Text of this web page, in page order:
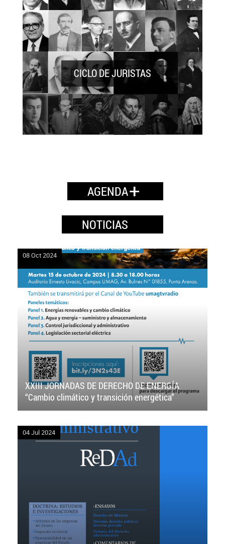
especial mirada en la actuación particular
de cada juez en el cierre y efectividad de
todo el sistema.
CICLO DE JURISTAS
no solamente en un diálogo
constitucional sino ante cada cuerpo
+
AGENDA
NOTICIAS
08 Oct 2024
XXIII JORNADAS DE DERECHO DE ENERGÍA
“Cambio climático y transición energética”
04 Jul 2024